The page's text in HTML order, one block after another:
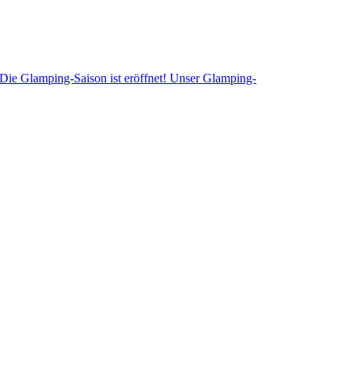
Die Glamping-Saison ist eröffnet! Unser Glamping-